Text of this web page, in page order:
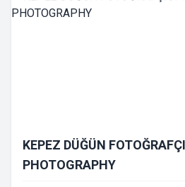
KEPEZ DÜĞÜN
PHOTOGRAPHY